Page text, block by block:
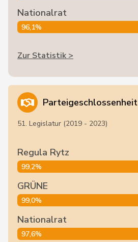
Nationalrat
96,1%
Zur Statistik >
Parteigeschlossenheit
51. Legislatur (2019 - 2023)
Regula Rytz
99,2%
GRÜNE
99,0%
Nationalrat
97,6%